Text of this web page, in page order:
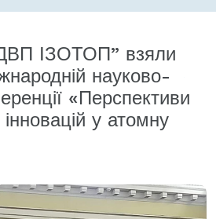
ІЗОТОП” взяли
науково-
«Перспективи
у атомну